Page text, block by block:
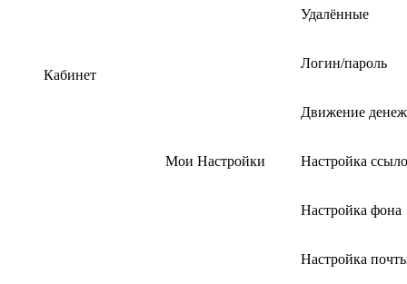
Кабинет
Удалённые
Мои Настройки
Логин/пароль
Движение
Настройка
Настройка фона
Настройка